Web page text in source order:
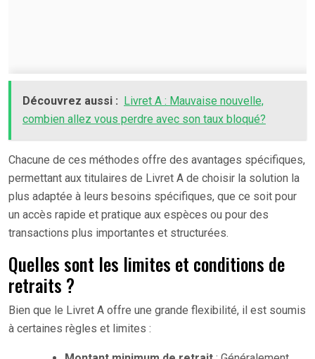
Découvrez aussi :
Livret A : Mauvaise nouvelle,
combien allez vous perdre avec son taux bloqué?
Chacune de ces méthodes offre des avantages spécifiques,
permettant aux titulaires de Livret A de choisir la solution la
plus adaptée à leurs besoins spécifiques, que ce soit pour
un accès rapide et pratique aux espèces ou pour des
transactions plus importantes et structurées.
Quelles sont les limites et conditions de
retraits ?
Bien que le Livret A offre une grande flexibilité, il est soumis
à certaines règles et limites :